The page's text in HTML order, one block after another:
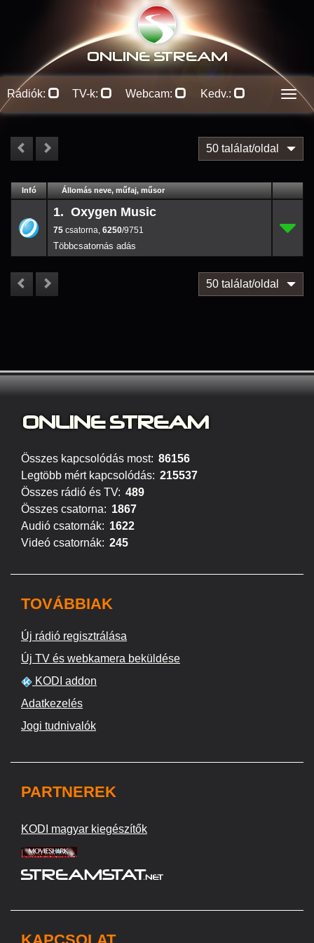
ONLINE STREAM
Rádiók: TV-k: Webcam: Kedv.:
50 találat/oldal
Infó Lejátszás
Állomás neve, műfaj, műsor
1.
1. Oxygen Music
75 , 6250/9751
75
6250/9751
50 találat/oldal
ONLINE STREAM
Összes kapcsolódás most: 86156
Legtöbb mért kapcsolódás: 215537
Összes rádió és TV: 489
Összes csatorna: 1867
Audió csatornák: 1622
Videó csatornák: 245
TOVÁBBIAK
Új rádió regisztrálása
Új TV és webkamera beküldése
KODI addon
Adatkezelés
Jogi tudnivalók
PARTNEREK
KODI magyar kiegészítők